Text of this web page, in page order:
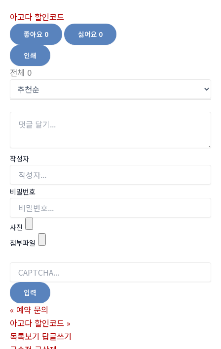
아고다 할인코드
좋아요 0 싫어요 0
인쇄
전체 0
작성자
비밀번호
사진
첨부파일
« 예약 문의
아고다 할인코드 »
목록보기 답글쓰기